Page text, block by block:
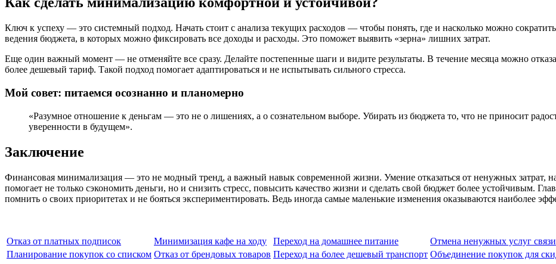
Ключ к успеху — это системный подход. Начать стоит с анализа текущих расходов — чтобы понять, где и насколько можно
ведения бюджета, в которых можно фиксировать все доходы и расходы. Это поможет выявить «зерна» лишних затрат.
Еще один важный момент — не отменяйте все сразу. Делайте постепенные шаги и видите результаты. В течение месяца можно
более дешевый тариф. Такой подход помогает адаптироваться и не испытывать сильного стресса.
Мой совет: питаемся осознанно и планомерно
«Разумное отношение к деньгам — это не о лишениях, а о сознательном выборе. Убирать из бюджета то, что не приносит
уверенности в будущем».
Заключение
Финансовая минимализация — это не модный тренд, а важный навык современной жизни. Умение отказаться от ненужных затрат,
помогает не только сэкономить деньги, но и снизить стресс, повысить качество жизни и сделать свой бюджет более устойчивым.
помнить о своих приоритетах и не бояться экспериментировать. Ведь иногда самые маленькие изменения оказываются наиболее
Отказ от платных подписок Минимизация кафе на ходу Переход на домашнее питание Отмена ненужных услуг связи
Планирование покупок со списком Отказ от брендовых товаров Переход на более дешевый транспорт Объединение покупок для